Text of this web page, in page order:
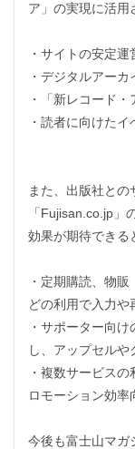
ア」の実現に活用
・サイトの安定
・デジタルアー
・「新レコード
・読者に向けた
また、出版社との
「Fujisan.co.jp」
効果が期待できる
・定期購読、物
どの利用で入力や
・サポーター向
し、アップセル
・複数サービス
ロモーション効率
今後も富士山マガ